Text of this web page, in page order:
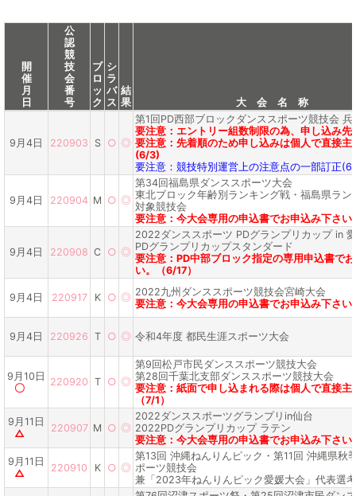
開
催
月
日
公
認
競
技
会
番
号
ブ
ロ
ッ
ク
シ
ラ
バ
ス
結
果
大 会 名 称
9月4日 220903 S ○ ◎
第1回PD西部ブロックダンススポーツ競技会 兵
要注意：エントリー組数制限の為、申し込み
要注意：先着順のため申し込みは個人で直接主
(6/3)
要注意：競技特別運営上の注意点の一部訂正
9月4日 220904 M ○ ◎
第34回福島県ダンススポーツ大会
東北ブロック年齢別ランキング戦・福島県ラン
対象競技会
要注意：今大会専用の申込書でお申込み下さ
9月4日 220908 C ○ ◎
2022ダンススポーツ PDグランプリカップ in
PDグランプリカップスタンダード
要注意：PD中部ブロック指定の専用申込書で
い。（6/17）
9月4日 220917 K ○ ◎ 2022九州ダンススポーツ競技会宮崎大会
要注意：今大会専用の申込書でお申込み下さ
9月4日 220926 T ○ ◎ 令和4年度 都民生涯スポーツ大会
9月10日
〇
220920 T ○ ◎
第9回松戸市民ダンススポーツ競技大会
第28回千葉北支部ダンススポーツ競技大会
要注意：紙面で申し込まれる際は個人で直接主
（7/1）
9月11日
△
220907 M ○ ◎
2022ダンススポーツグランプリin仙台
2022PDグランプリカップ ラテン
要注意：今大会専用の申込書でお申込み下さ
9月11日
△
220910 K ○ ◎
第13回 沖縄ねんりんピック・第11回 沖縄県秋
ポーツ競技会
兼「2023年ねんりんピック愛媛大会」代表選